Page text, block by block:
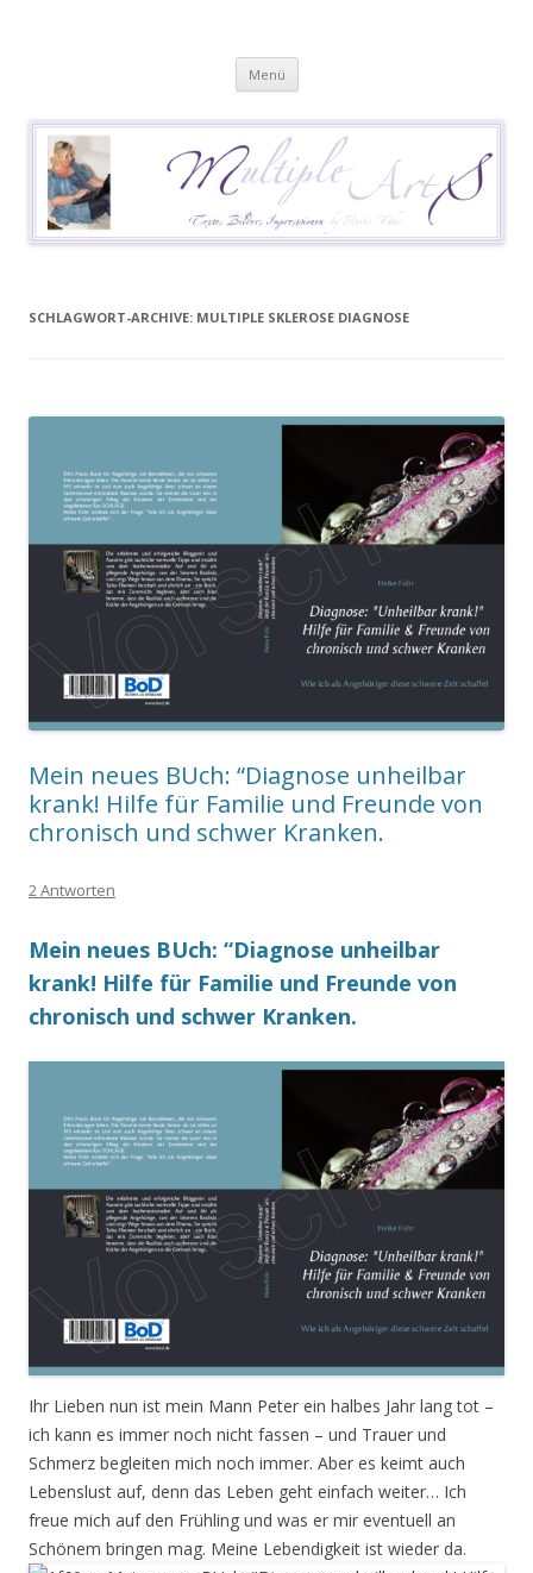
Menü Springe
Inhalt
SCHLAGWORT-ARCHIVE: MULTIPLE SKLEROSE DIAGNOSE
Mein neues BUch: “Diagnose unheilbar
krank! Hilfe für Familie und Freunde von
chronisch und schwer Kranken.
2 Antworten
Mein neues BUch: “Diagnose unheilbar
krank! Hilfe für Familie und Freunde von
chronisch und schwer Kranken.
Ihr Lieben nun ist mein Mann Peter ein halbes Jahr lang tot –
ich kann es immer noch nicht fassen – und Trauer und
Schmerz begleiten mich noch immer. Aber es keimt auch
Lebenslust auf, denn das Leben geht einfach weiter… Ich
freue mich auf den Frühling und was er mir eventuell an
Schönem bringen mag. Meine Lebendigkeit ist wieder da.